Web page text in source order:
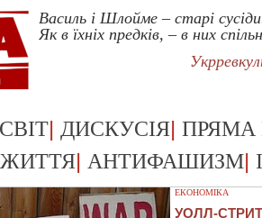
Василь і Шлойме – старі
Як в їхніх предків, – в них
СВІТ| ДИСКУСІЯ| ПРЯМА
ЖИТТЯ| АНТИФАШИЗМ|
ЕКОНОМІКА
УОЛЛ-